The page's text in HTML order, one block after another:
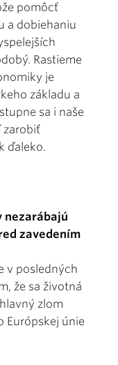
pomôcť
a dobiehaniu
Rastieme
je
základu a
sa i naše
zarobiť
ďaleko.
nezarábajú
zavedením
v posledných
že sa životná
zlom
Európskej únie